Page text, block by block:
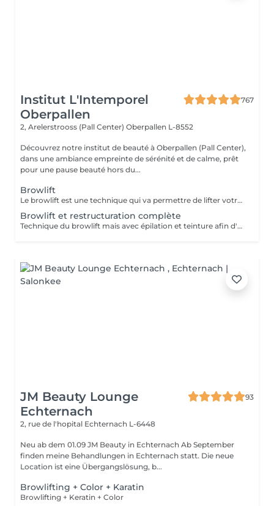
Institut L'Intemporel
Oberpallen
767
2, Arelerstrooss (Pall Center) Oberpallen L-8552
Découvrez notre institut de beauté à Oberpallen (Pall Center),
dans une ambiance empreinte de sérénité et de calme, prêt
pour une pause beauté hors du...
Browlift
Le browlift est une technique qui va permettre de lifter votre regard en travaillant sur le positionnement de vos sourcils, la forme et la couleur. Un regard ouvert et pétillant pour 4 à 6 semaines.
Browlift et restructuration complète
Technique du browlift mais avec épilation et teinture afin d'optimiser et de structurer parfaitement vos sourcils
JM Beauty Lounge
Echternach
93
2, rue de l'hopital Echternach L-6448
Neu ab dem 01.09 JM Beauty in Echternach Ab September
finden meine Behandlungen in Echternach statt. Die neue
Location ist eine Übergangslösung, b...
Browlifting + Color + Karatin
Browlifting + Keratin + Color